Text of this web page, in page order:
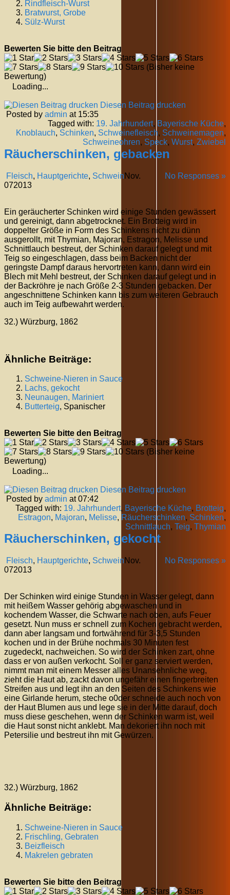
Rindfleisch-Wurst
Bratwurst, Grobe
Sülz-Wurst
Bewerten Sie bitte den Beitrag
(Bisher keine
Bewertung)
Loading...
Diesen Beitrag drucken
Posted by admin at 15:35
Tagged with: 19. Jahrhundert, Bayerische Küche,
Knoblauch, Schinken, Schweinefleisch, Schweinemagen,
Schweineohren, Speck, Wurst, Zwiebel
Räucherschinken, gebacken
Fleisch, Hauptgerichte, Schwein No Responses »
Nov.
072013
Ein geräucherter Schinken wird einige Stunden gewässert
und gereinigt, dann abgetrocknet. Ein Brotteig wird in
doppelter Größe in Form des Schinkens nicht zu dünn
ausgerollt, mit Thymian, Majoran, Estragon, Melisse und
Schnittlauch bestreut, der Schinken darauf gelegt und mit
Teig so eingeschlagen, dass beim Backen nicht der
geringste Dampf daraus hervortreten kann, dann wird ein
Blech mit Mehl bestreut, der Schinken darauf gelegt und in
der Backröhre je nach Größe 2-3 Stunden gebacken. Der
angeschnittene Schinken kann bis zum weiteren Gebrauch
auch im Teig aufbewahrt werden.
32.) Würzburg, 1862
Ähnliche Beiträge:
Schweine-Nieren in Sauce
Lachs, gekocht
Neunaugen, Mariniert
Butterteig, Spanischer
Bewerten Sie bitte den Beitrag
(Bisher keine
Bewertung)
Loading...
Diesen Beitrag drucken
Posted by admin at 07:42
Tagged with: 19. Jahrhundert, Bayerische Küche, Brotteig,
Estragon, Majoran, Melisse, Räucherschinken, Schinken,
Schnittlauch, Teig, Thymian
Räucherschinken, gekocht
Fleisch, Hauptgerichte, Schwein No Responses »
Nov.
072013
Der Schinken wird einige Stunden in Wasser gelegt, dann
mit heißem Wasser gehörig abgewaschen und in
kochendem Wasser, die Schwarte nach oben, aufs Feuer
gesetzt. Nun muss er schnell zum Kochen gebracht werden,
dann aber langsam und fortwährend für 3-3,5 Stunden
kochen und in der Brühe nochmals 30 Minuten fest
zugedeckt, nachweichen. So wird der Schinken zart, ohne
dass er von außen verkocht. Soll er ganz serviert werden,
nimmt man mit einem Messer alles Unansehnliche weg,
zieht die Haut ab, zackt davon ungefähr einen fingerbreiten
Streifen aus und legt ihn an den Seiten des Schinkens wie
eine Girlande herum, steche o0der schneide auch noch von
der Haut Blumen aus und lege sie in der Mitte darauf, doch
muss diese geschehen, wenn der Schinken warm ist, weil
die Haut sonst nicht anklebt. Man dekoriert ihn noch mit
Petersilie und bestreut ihn mit Gewürzen.
32.) Würzburg, 1862
Ähnliche Beiträge:
Schweine-Nieren in Sauce
Frischling, Gebraten
Beizfleisch
Makrelen gebraten
Bewerten Sie bitte den Beitrag